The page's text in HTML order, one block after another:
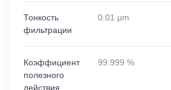
Тонкость
фильтрации
0.01 µm
Коэффициент
полезного
действия
99.999 %